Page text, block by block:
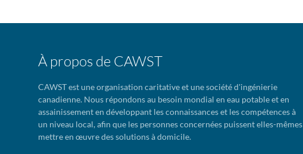
À propos de CAWST
CAWST est une organisation caritative et une société d'ingénierie
canadienne. Nous répondons au besoin mondial en eau potable et en
assainissement en développant les connaissances et les compétences à
un niveau local, afin que les personnes concernées puissent elles-mêmes
mettre en œuvre des solutions à domicile.